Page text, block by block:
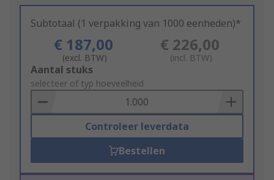
Subtotaal (1 verpakking van 1000 eenheden)*
€ 187,00
(excl. BTW)
€ 226,00
(incl. BTW)
Add
to
Basket
Aantal stuks
selecteer of typ hoeveelheid
Controleer leverdata
Bestellen